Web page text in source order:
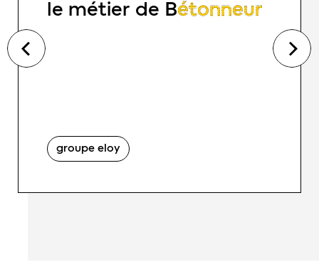
le métier de Bétonneur
groupe eloy